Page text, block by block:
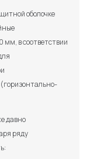
оболочке
в соответствии
давно
ряду